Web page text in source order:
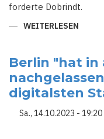
forderte Dobrindt.
WEITERLESEN
KURS
UND
MIT
Berlin "hat in
digitalsten
Sa., 14.10.2023 - 19:20